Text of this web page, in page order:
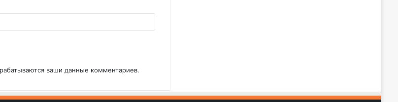
ваши данные комментариев.